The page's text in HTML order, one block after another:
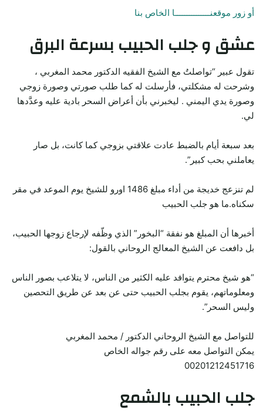
أو زور موقعنـــــــــــــــا الخاص بنا
عشق و جلب الحبيب بسرعة البرق
تقول عبير “تواصلتُ مع الشيخ الفقيه الدكتور محمد المغربي ،
وشرحت له مشكلتي، فأرسلت له كما طلب صورتي وصورة زوجي
وصورة يدي اليمني . ليخبرني بأن أعراض السحر بادية عليه وعدَّدها
لي.
بعد سبعة أيام بالضبط عادت علاقتي بزوجي كما كانت، بل صار
يعاملني بحب كبير”.
لم تنزعج خديجة من أداء مبلغ 1486 اورو للشيخ يوم الموعد في مقر
سكناه.ما هو جلب الحبيب
أخبرها أن المبلغ هو نفقة “البخور” الذي وظّفه لإرجاع زوجها الحبيب،
بل دافعت عن الشيخ المعالج الروحاني بالقول:
“هو شيخ محترم يتوافد عليه الكثير من الناس، لا يتلاعب بصور الناس
ومعلوماتهم، يقوم بجلب الحبيب حتى عن بعد عن طريق التحصين
وليس السحر”.
للتواصل مع الشيخ الروحاني الدكتور / محمد المغربي
يمكن التواصل معه على رقم جواله الخاص
00201212451716
جلب الحبيب بالشمع